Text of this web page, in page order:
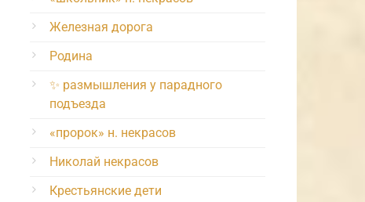
Железная дорога
Родина
✨ размышления у парадного
подъезда
«пророк» н. некрасов
Николай некрасов
Крестьянские дети